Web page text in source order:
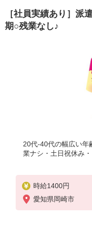
［社員実績あり］
期○残業なし♪
20代-40代の幅広い
業ナシ・土日祝休み
時給1400円
愛知県岡崎市